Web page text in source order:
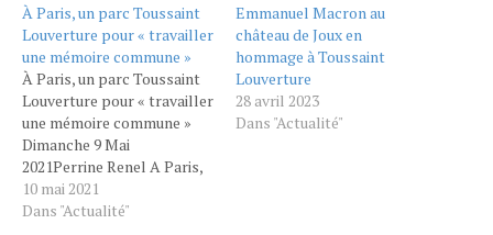
À Paris, un parc Toussaint
Louverture pour « travailler
une mémoire commune »
À Paris, un parc Toussaint
Louverture pour « travailler
une mémoire commune »
Dimanche 9 Mai
2021Perrine Renel A Paris,
la maire PS Anne Hidalgo a
inauguré un jardin
10 mai 2021
Dans "Actualité"
Emmanuel Macron au
château de Joux en
hommage à Toussaint
Louverture
28 avril 2023
Dans "Actualité"